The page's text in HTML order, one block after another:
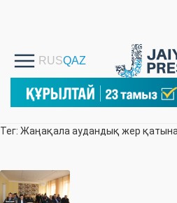
Тег: Жаңақала аудандық жер